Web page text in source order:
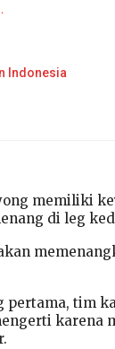
Indonesia
memiliki
di leg
pertama, tim
karena